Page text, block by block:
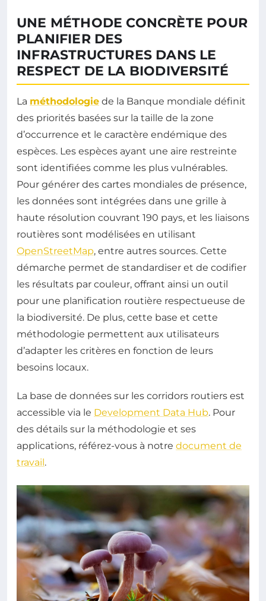
UNE MÉTHODE CONCRÈTE POUR
PLANIFIER DES
INFRASTRUCTURES DANS LE
RESPECT DE LA BIODIVERSITÉ
La méthodologie de la Banque mondiale définit
des priorités basées sur la taille de la zone
d’occurrence et le caractère endémique des
espèces. Les espèces ayant une aire restreinte
sont identifiées comme les plus vulnérables.
Pour générer des cartes mondiales de présence,
les données sont intégrées dans une grille à
haute résolution couvrant 190 pays, et les liaisons
routières sont modélisées en utilisant
OpenStreetMap, entre autres sources. Cette
démarche permet de standardiser et de codifier
les résultats par couleur, offrant ainsi un outil
pour une planification routière respectueuse de
la biodiversité. De plus, cette base et cette
méthodologie permettent aux utilisateurs
d’adapter les critères en fonction de leurs
besoins locaux.
La base de données sur les corridors routiers est
accessible via le Development Data Hub. Pour
des détails sur la méthodologie et ses
applications, référez-vous à notre document de
travail .